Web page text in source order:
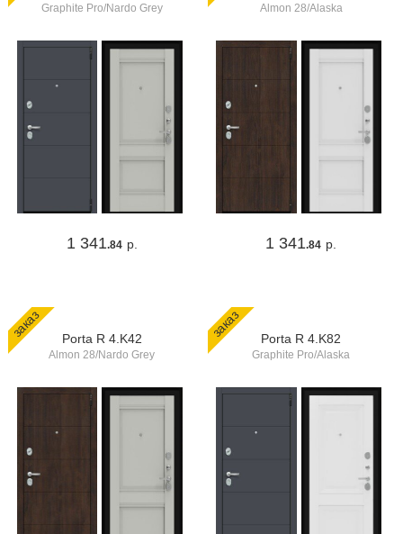
Graphite Pro/Nardo Grey
1 341.84 р.
Almon 28/Alaska
1 341.84 р.
заказ Porta R 4.K42
Almon 28/Nardo Grey
заказ Porta R 4.K82
Graphite Pro/Alaska